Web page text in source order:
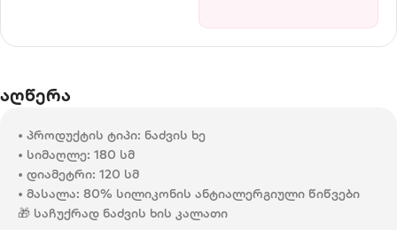
აღწერა
• პროდუქტის ტიპი: ნაძვის ხე
• სიმაღლე: 180 სმ
• დიამეტრი: 120 სმ
• მასალა: 80% სილიკონის ანტიალერგიული წიწვები
🎁 საჩუქრად ნაძვის ხის კალათი